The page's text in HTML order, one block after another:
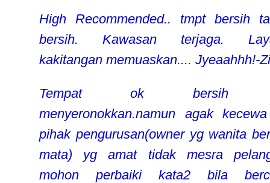
High Recommended.. tmpt bersih
bersih. Kawasan terjaga.
kakitangan memuaskan.... Jyeaahhh!-
Tempat ok bersih
menyeronokkan.namun agak
pihak pengurusan(owner yg wanita
mata) yg amat tidak mesra
mohon perbaiki kata2 bila